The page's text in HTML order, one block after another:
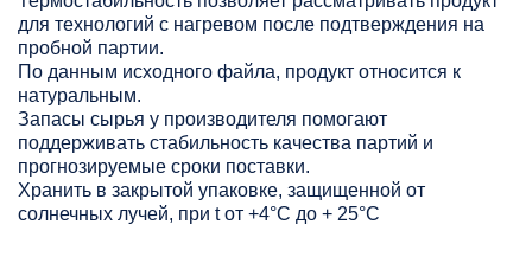
для технологий с нагревом после подтверждения на
пробной партии.
По данным исходного файла, продукт относится к
натуральным.
Запасы сырья у производителя помогают
поддерживать стабильность качества партий и
прогнозируемые сроки поставки.
Хранить в закрытой упаковке, защищенной от
солнечных лучей, при t от +4°C до + 25°С